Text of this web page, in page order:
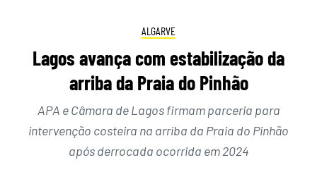
ALGARVE
Lagos avança com estabilização da
arriba da Praia do Pinhão
APA e Câmara de Lagos firmam parceria para
intervenção costeira na arriba da Praia do Pinhão
após derrocada ocorrida em 2024